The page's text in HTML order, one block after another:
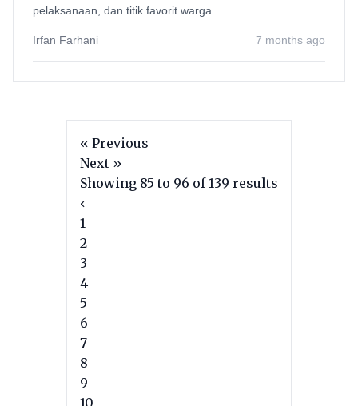
pelaksanaan, dan titik favorit warga.
Irfan Farhani 7 months ago
« Previous
Next »
Showing 85 to 96 of139 results
‹
1
2
3
4
5
6
7
8
9
10